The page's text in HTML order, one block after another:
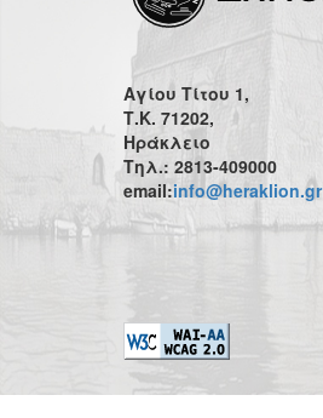
Αγίου Τίτου 1,
Τ.Κ. 71202,
Ηράκλειο
Τηλ.: 2813-409000
email:info@heraklion.gr